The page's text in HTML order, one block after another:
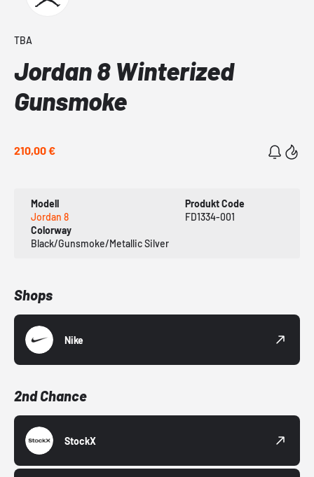
TBA
Jordan 8 Winterized
Gunsmoke
210,00 €
Modell
Jordan 8
Produkt Code
FD1334-001
Colorway
Black/Gunsmoke/Metallic Silver
Shops
Nike
2nd Chance
StockX